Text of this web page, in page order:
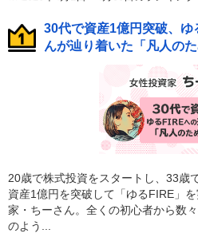
30代で資産1億円突破、
んが辿り着いた「凡人のた
20歳で株式投資をスタートし、33歳
資産1億円を突破して「ゆるFIRE」
家・ちーさん。全くの初心者から数
のよう...